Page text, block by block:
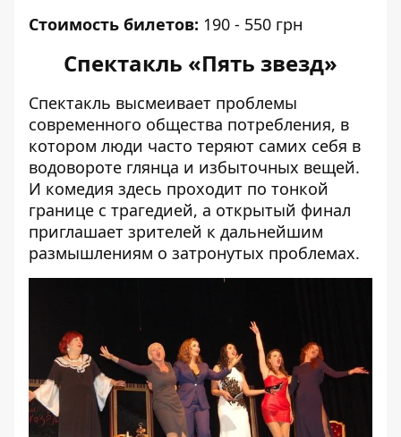
Стоимость билетов: 190 - 550 грн
Спектакль «Пять звезд»
Спектакль высмеивает проблемы
современного общества потребления, в
котором люди часто теряют самих себя в
водовороте глянца и избыточных вещей.
И комедия здесь проходит по тонкой
границе с трагедией, а открытый финал
приглашает зрителей к дальнейшим
размышлениям о затронутых проблемах.